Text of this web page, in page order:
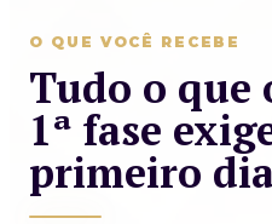
O QUE VOCÊ RECEBE
Tudo o que
1ª fase
primeiro